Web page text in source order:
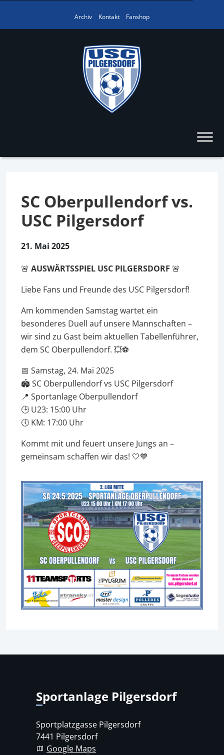
Archiv Kontakt Fanshop
SC Oberpullendorf vs.
USC Pilgersdorf
21. Mai 2025
🚨 AUSWÄRTSSPIEL USC PILGERSDORF 🚨
Liebe Fans und Freunde des USC Pilgersdorf!
Am kommenden Samstag wartet ein
besonderes Duell auf unsere Mannschaften –
wir sind zu Gast beim aktuellen Tabellenführer,
dem SC Oberpullendorf. 💥⚽
📅 Samstag, 24. Mai 2025
🏟️ SC Oberpullendorf vs USC Pilgersdorf
📍 Sportanlage Oberpullendorf
🕒 U23: 15:00 Uhr
🕔 KM: 17:00 Uhr
Kommt mit und feuert unsere Jungs an –
gemeinsam schaffen wir das! 🤍💙
Sportanlage Pilgersdorf
Sportplatzgasse Pilgersdorf
7441 Pilgersdorf
Google Maps